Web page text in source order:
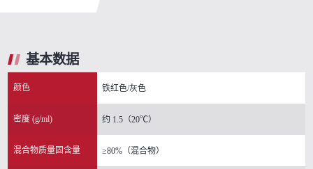
基本数据
颜色 铁红色/灰色
密度 (g/ml) 约 1.5（20℃）
混合物质量固含量 ≥80%（混合物）